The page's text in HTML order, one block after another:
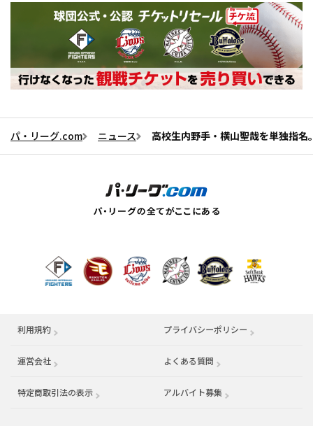
パ・リーグ.com ニュース 高校生内野手・横山聖哉を単独指
利用規約 プライバシーポリシー
運営会社 （別ウィンドウで開く） よくある質問
特定商取引法の表示 アルバイト募集 （別ウィンドウで開く